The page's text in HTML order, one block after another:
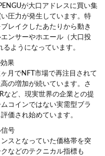
が大口アドレスに買い集
圧力が発生しています。特
レイクしたあたりから動き
ンサーやホエール（大口投
ようになっています。
果
月でNFT市場で再注目されて
の増加が続いています。さ
など、現実世界の企業との提
コインではない実需型ブラ
価され始めています。
号
スとなっていた価格帯を突
などのテクニカル指標も